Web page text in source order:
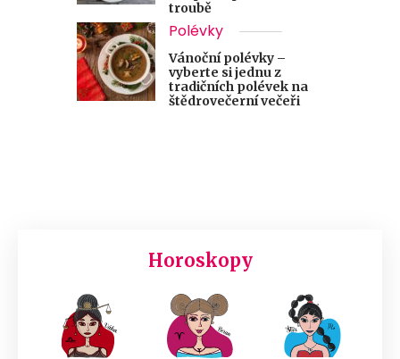
troubě
Polévky
Vánoční polévky –
vyberte si jednu z
tradičních polévek na
štědrovečerní večeři
Horoskopy